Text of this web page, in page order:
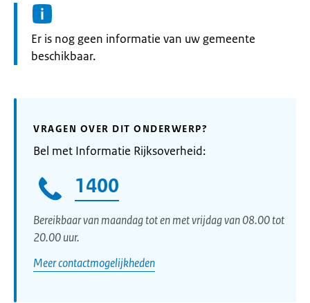
Informatie:
Er is nog geen informatie van uw gemeente
beschikbaar.
VRAGEN OVER DIT ONDERWERP?
Bel met Informatie Rijksoverheid:
1400
Bereikbaar van maandag tot en met vrijdag van 08.00 tot
20.00 uur.
Meer contactmogelijkheden